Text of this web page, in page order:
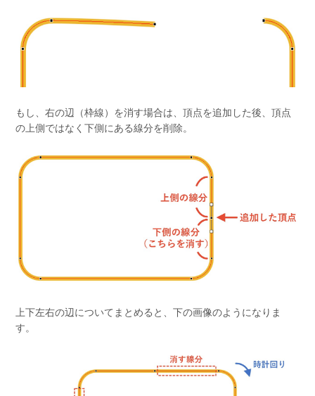
もし、右の辺（枠線）を消す場合は、頂点を追加した後、頂点
の上側ではなく下側にある線分を削除。
上下左右の辺についてまとめると、下の画像のようになりま
す。